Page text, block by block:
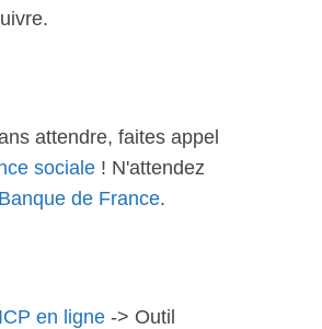
attendre, faites appel
sociale ! N'attendez
de France.
en ligne -> Outil